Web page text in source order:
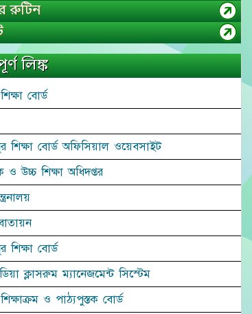
রুটিন
লিঙ্ক
বোর্ড
শিক্ষা বোর্ড অফিসিয়াল ওয়েবসাইট
ও উচ্চ শিক্ষা অধিদপ্তর
শিক্ষা বোর্ড
ক্লাসরুম ম্যানেজমেন্ট সিস্টেম
ও পাঠ্যপুস্তক বোর্ড